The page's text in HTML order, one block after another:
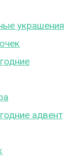
украшения
адвент